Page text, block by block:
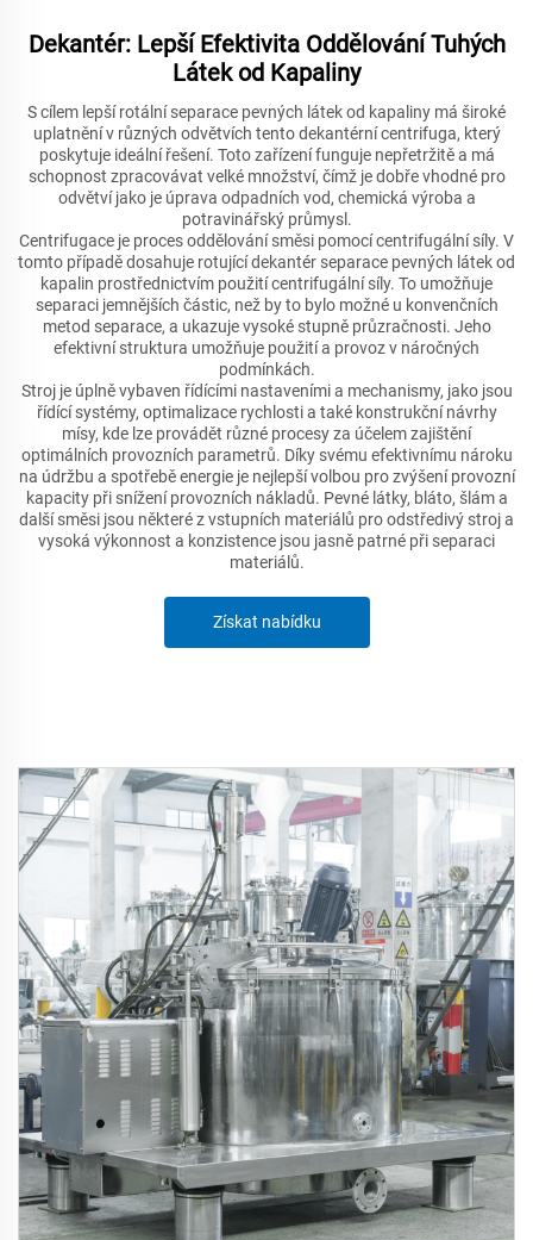
Dekantér: Lepší Efektivita Oddělování Tuhých
Látek od Kapaliny
S cílem lepší rotální separace pevných látek od kapaliny má široké
uplatnění v různých odvětvích tento dekantérní centrifuga, který
poskytuje ideální řešení. Toto zařízení funguje nepřetržitě a má
schopnost zpracovávat velké množství, čímž je dobře vhodné pro
odvětví jako je úprava odpadních vod, chemická výroba a
potravinářský průmysl.
Centrifugace je proces oddělování směsi pomocí centrifugální síly. V
tomto případě dosahuje rotující dekantér separace pevných látek od
kapalin prostřednictvím použití centrifugální síly. To umožňuje
separaci jemnějších částic, než by to bylo možné u konvenčních
metod separace, a ukazuje vysoké stupně průzračnosti. Jeho
efektivní struktura umožňuje použití a provoz v náročných
podmínkách.
Stroj je úplně vybaven řídícími nastaveními a mechanismy, jako jsou
řídící systémy, optimalizace rychlosti a také konstrukční návrhy
mísy, kde lze provádět různé procesy za účelem zajištění
optimálních provozních parametrů. Díky svému efektivnímu nároku
na údržbu a spotřebě energie je nejlepší volbou pro zvýšení provozní
kapacity při snížení provozních nákladů. Pevné látky, bláto, šlám a
další směsi jsou některé z vstupních materiálů pro odstředivý stroj a
vysoká výkonnost a konzistence jsou jasně patrné při separaci
materiálů.
Získat nabídku